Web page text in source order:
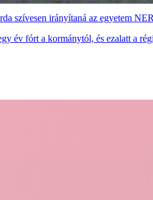
szívesen irányítaná az egyetem
év fórt a kormánytól, és ezalatt a